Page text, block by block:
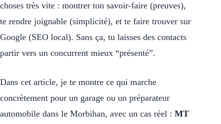
choses très vite : montrer ton savoir-faire (preuves),
te rendre joignable (simplicité), et te faire trouver sur
Google (SEO local). Sans ça, tu laisses des contacts
partir vers un concurrent mieux “présenté”.
Dans cet article, je te montre ce qui marche
concrètement pour un garage ou un préparateur
automobile dans le Morbihan, avec un cas réel : MT